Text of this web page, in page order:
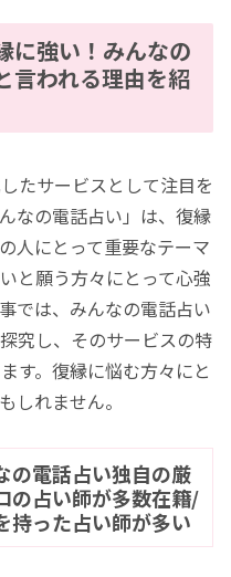
に強い！みんなの
言われる理由を紹
たサービスとして注目を
なの電話占い」は、復縁
人にとって重要なテーマ
と願う方々にとって心強
では、みんなの電話占い
究し、そのサービスの特
す。復縁に悩む方々にと
しれません。
の電話占い独自の厳
の占い師が多数在籍/
持った占い師が多い